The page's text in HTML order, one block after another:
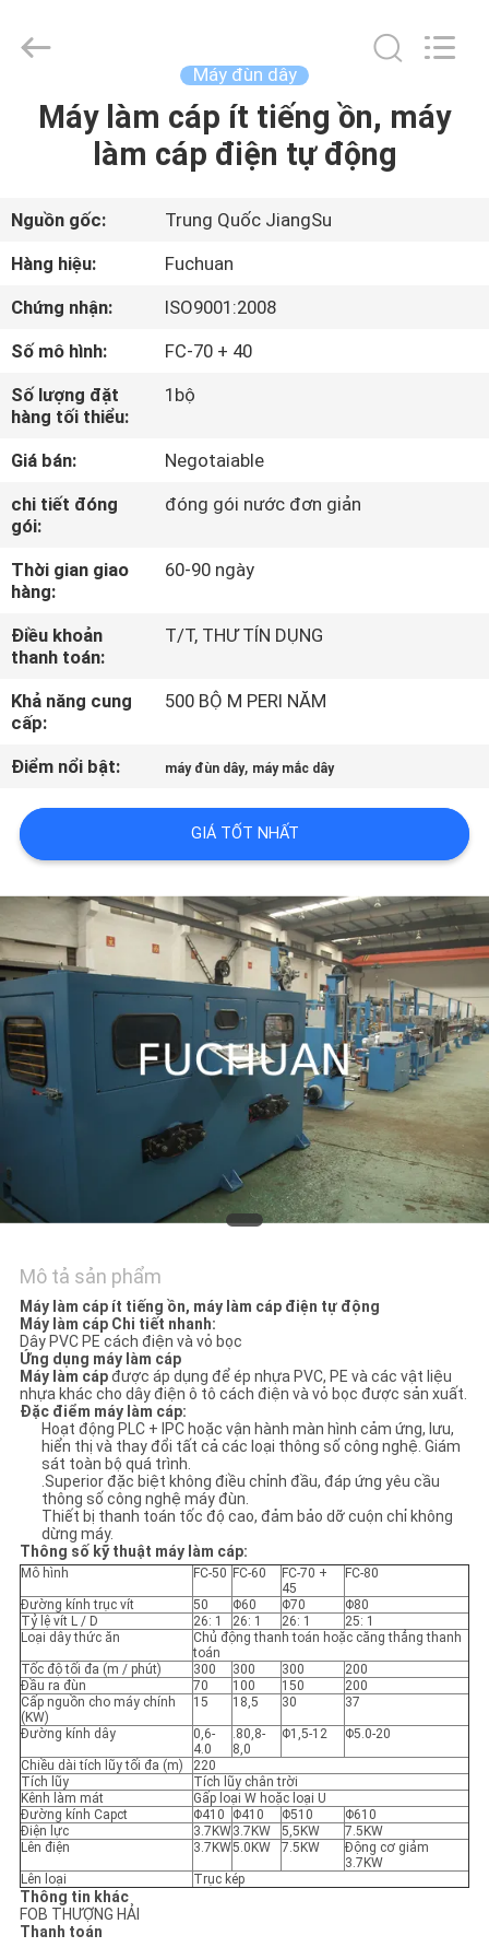
TRANG
CÁC
SẢN
PHẨM
VIDEO
CHƯƠNG
TRÌNH
VR
VỀ
CHÚNG
TÔI
THAM
QUAN
NHÀ
MÁY
KIỂM
SOÁT
CHẤT
LƯỢNG
LIÊN
TIN
TỨC
CÁC
TRƯỜNG
HỢP
ĐỒ
TRANG
WEB
PRIVACY
POLICY
Kunshan
Fuchuan
Máy đùn dây
Máy làm cáp ít tiếng ồn, máy
làm cáp điện tự động
Nguồn gốc:
Trung Quốc JiangSu
Hàng hiệu:
Fuchuan
Chứng nhận:
ISO9001:2008
Số mô hình:
FC-70 + 40
Số lượng đặt
hàng tối thiểu:
1bộ
Giá bán:
Negotaiable
chi tiết đóng
gói:
đóng gói nước đơn giản
Thời gian giao
hàng:
60-90 ngày
Điều khoản
thanh toán:
T/T, THƯ TÍN DỤNG
Khả năng cung
cấp:
500 BỘ M PERI NĂM
Điểm nổi bật: máy đùn dây, máy mắc dây
GIÁ TỐT NHẤT
Mô tả sản phẩm
Máy làm cáp ít tiếng ồn, máy làm cáp điện tự động
Máy làm cáp Chi tiết nhanh:
Dây PVC PE cách điện và vỏ bọc
Ứng dụng máy làm cáp
Máy làm cápđược áp dụng để ép nhựa PVC, PE và các vật liệu
nhựa khác cho dây điện ô tô cách điện và vỏ bọc được sản xuất.
Đặc điểm máy làm cáp:
Hoạt động PLC + IPC hoặc vận hành màn hình cảm ứng, lưu,
hiển thị và thay đổi tất cả các loại thông số công nghệ. Giám
sát toàn bộ quá trình.
.Superior đặc biệt không điều chỉnh đầu, đáp ứng yêu cầu
thông số công nghệ máy đùn.
Thiết bị thanh toán tốc độ cao, đảm bảo dỡ cuộn chỉ không
dừng máy.
Thông số kỹ thuật máy làm cáp:
Mô hình FC-50 FC-60
FC-70 +
45
FC-80
Đường kính trục vít 50 Φ60 Φ70
Φ80
Tỷ lệ vít L / D
26: 1 26: 1 26: 1
25: 1
Loại dây thức ăn
Chủ động thanh toán hoặc căng thẳng thanh
toán
Tốc độ tối đa (m / phút)
300 300 300
200
Đầu ra đùn
70 100 150
200
Cấp nguồn cho máy chính
(KW)
15 18,5 30 37
Đường kính dây
0,6-
4.0
.80,8-
8,0
Φ1,5-12 Φ5.0-20
Chiều dài tích lũy tối đa (m)
220
Tích lũy
Tích lũy chân trời
Kênh làm mát
Gấp loại W hoặc loại U
Đường kính Capct
Φ410 Φ410 Φ510
Φ610
Điện lực
3.7KW3.7KW 5,5KW
7.5KW
Lên điện
3.7KW5.0KW 7.5KW
Động cơ giảm
3.7KW
Lên loại
Trục kép
Thông tin khác
FOB THƯỢNG HẢI
Thanh toán